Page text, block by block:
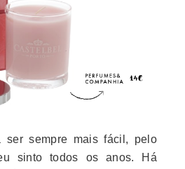
ser sempre mais fácil, pelo
sinto todos os anos. Há